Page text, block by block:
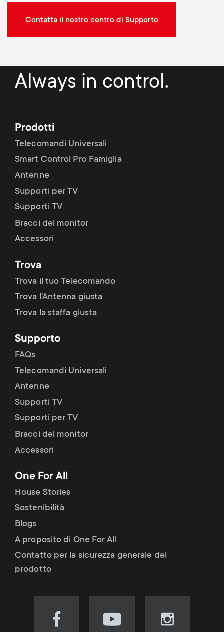
Contatta il nostro centro di Supporto
Always in control.
Prodotti
Telecomandi Universali
Smart Control Pro Famiglia
Antenne
Supporti per TV
Supporti TV
Bracci del monitor
Accessori
Trova
Trova il tuo Telecomando
Trova l'Antenna giusta
Trova la staffa giusta
Supporto
FAQs
Telecomandi Universali
Antenne
Supporti TV
Supporti per TV
Bracci del monitor
Accessori
One For All
House Stories
Sostenibilità
Blogs
A proposito di One For All
Contatto per la sicurezza generale del
prodotto
Visit Visit Visit